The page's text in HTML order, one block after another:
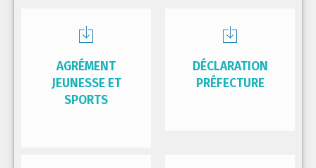
AGRÉMENT
JEUNESSE ET
SPORTS
DÉCLARATION
PRÉFECTURE